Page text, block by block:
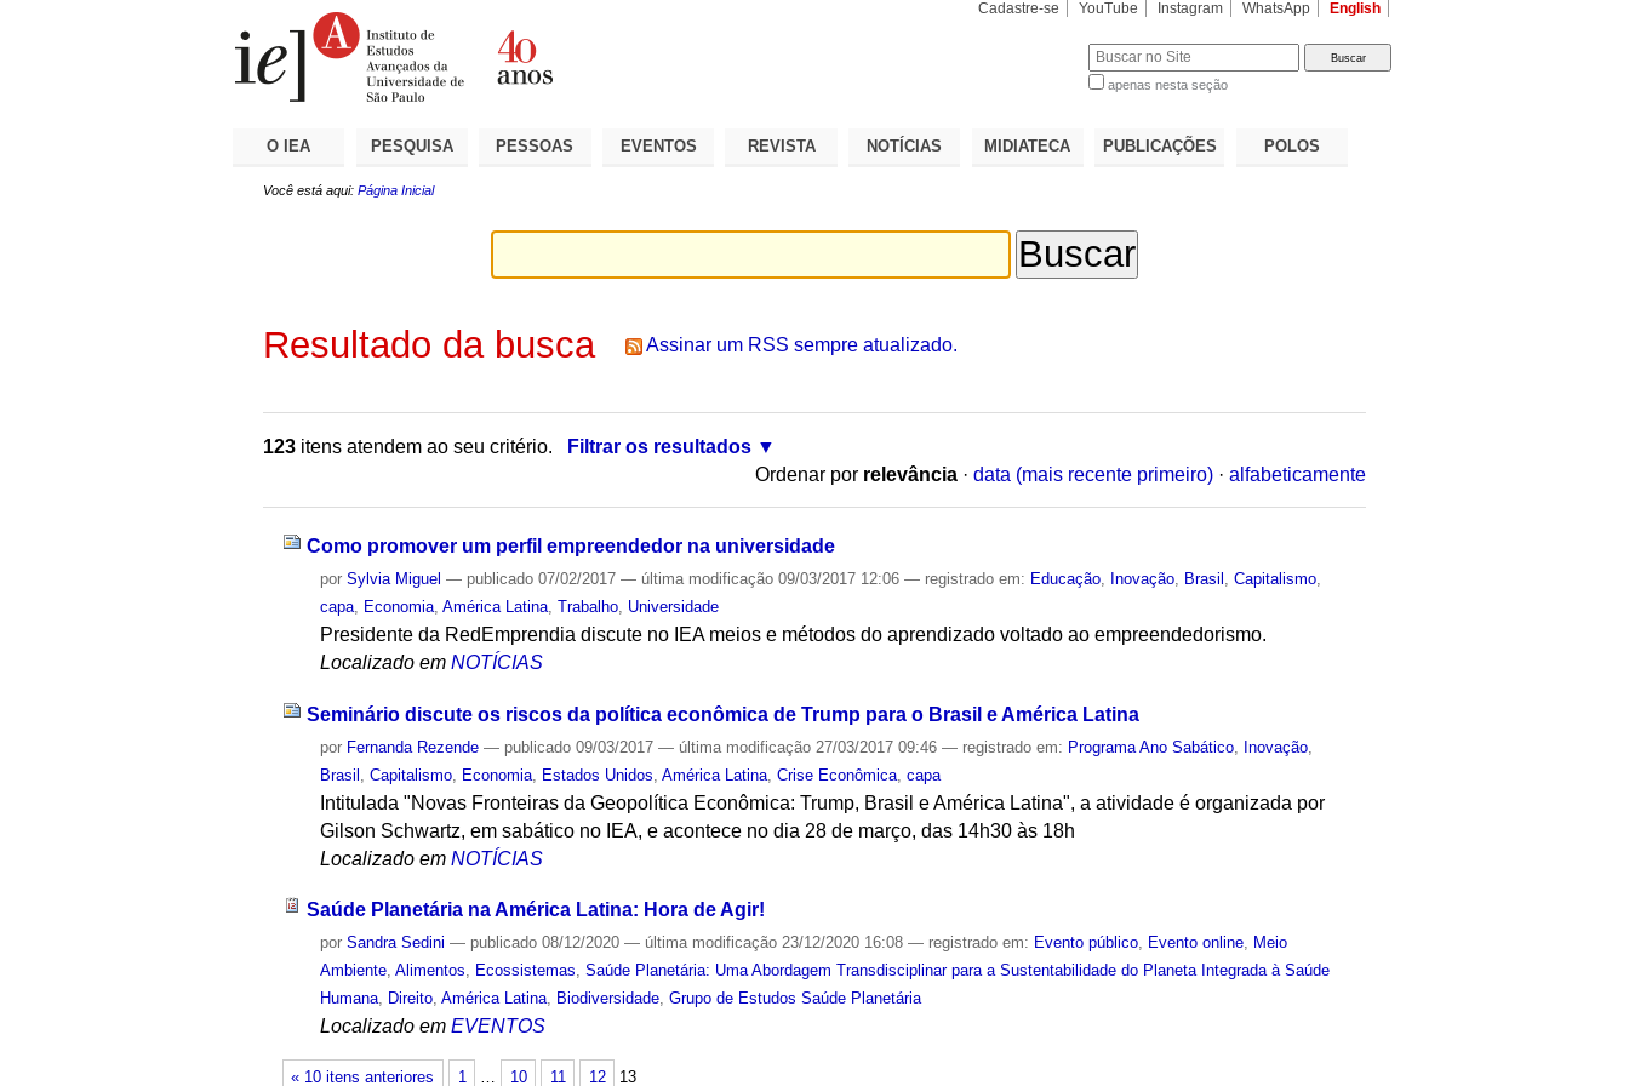
Cadastre-se YouTube Instagram WhatsApp English
apenas nesta seção
O IEA PESQUISA PESSOAS EVENTOS REVISTA NOTÍCIAS MIDIATECA PUBLICAÇÕES POLOS
Você está aqui: Página Inicial
Resultado da busca Assinar um RSS sempre atualizado.
123 itens atendem ao seu critério.
Filtrar os resultados
Ordenar por relevância · data (mais recente primeiro) · alfabeticamente
Como promover um perfil empreendedor na universidade
porSylvia Miguel — publicado 07/02/2017— última modificação 09/03/2017 12:06— registrado em: Educação Inovação Brasil ,Capitalismo
capa
Economia ,América Latina ,Trabalho Universidade
Presidente da RedEmprendia discute no IEA meios e métodos do aprendizado voltado ao empreendedorismo.
Localizado em NOTÍCIAS
Seminário discute os riscos da política econômica de Trump para o Brasil e América Latina
por Fernanda Rezende — publicado 09/03/2017— última modificação 27/03/2017 09:46— registrado em: Programa Ano Sabático Inovação
Brasil ,Capitalismo Economia Estados Unidos ,América Latina ,Crise Econômica ,capa
Intitulada "Novas Fronteiras da Geopolítica Econômica: Trump, Brasil e América Latina", a atividade é organizada por
Gilson Schwartz, em sabático no IEA, e acontece no dia 28 de março, das 14h30 às 18h
Localizado em NOTÍCIAS
Saúde Planetária na América Latina: Hora de Agir!
porSandra Sedini — publicado 08/12/2020— última modificação 23/12/2020 16:08— registrado em: Evento público, Evento online, Meio
Ambiente,Alimentos, Ecossistemas,Saúde Planetária: Uma Abordagem Transdisciplinar para a Sustentabilidade do Planeta Integrada à Saúde
Humana, Direito,América Latina, Biodiversidade,Grupo de Estudos Saúde Planetária
Localizado em EVENTOS
« 10 itens anteriores 1 … 10 11 12 13